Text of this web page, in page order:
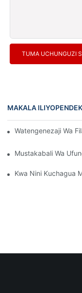
TUMA UCHUNGUZI
MAKALA
Watengenezaji Wa
Mustakabali Wa
Kwa Nini Kuchagua